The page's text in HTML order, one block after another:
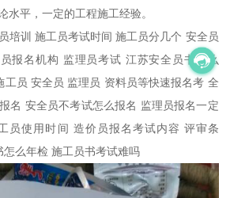
水平，一定的工程施工经验。
培训 施工员考试时间 施工员分几个 安全员
报名机构 监理员考试 江苏安全员书怎么
工员 安全员 监理员 资料员等快速报名考 全
名 安全员不考试怎么报名 监理员报名一定
员使用时间 造价员报名考试内容 评审条
么年检 施工员书考试难吗